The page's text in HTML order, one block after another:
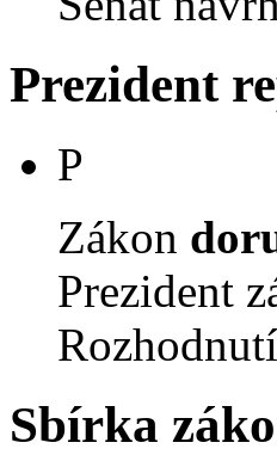
Prezident
P
Zákon
Prezident
Rozhodnutí
Sbírka